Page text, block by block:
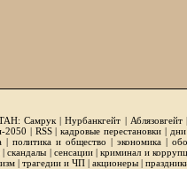
Самрук |Нурбанкгейт | Аблязовгейт
2050 | RSS|кадровые перестановки|
| политика и общество | экономика |
|скандалы | сенсации|криминал и
| трагедии и ЧП | акционеры |